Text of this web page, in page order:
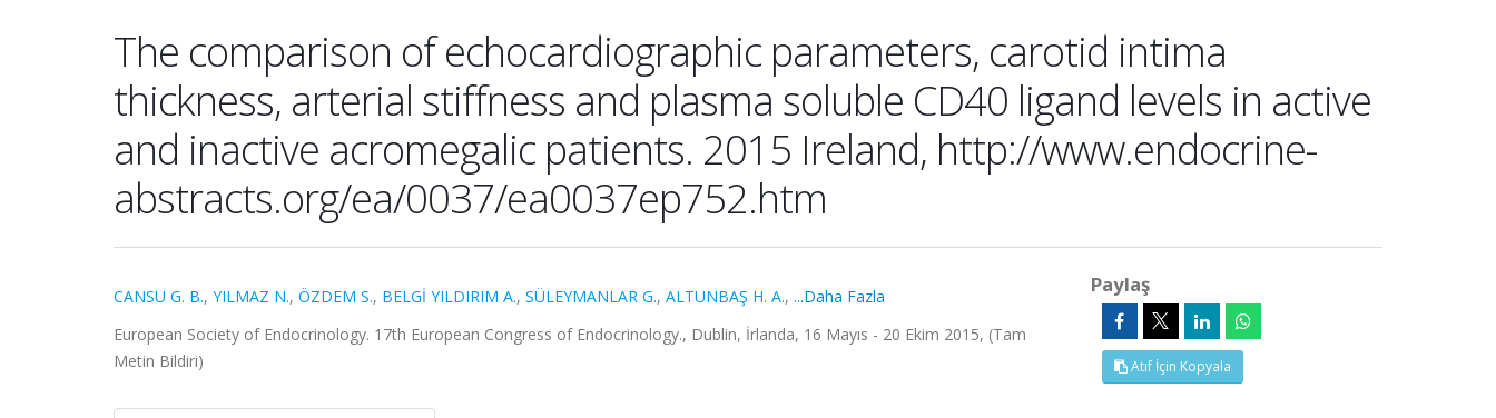
The comparison of echocardiographic parameters, carotid intima
thickness, arterial stiffness and plasma soluble CD40 ligand levels in active
and inactive acromegalic patients. 2015 Ireland, http://www.endocrine-
abstracts.org/ea/0037/ea0037ep752.htm
CANSU G. B., YILMAZ N., ÖZDEM S., BELGİ YILDIRIM A., SÜLEYMANLAR G., ALTUNBAŞ H. A., ...Daha Fazla
European Society of Endocrinology. 17th European Congress of Endocrinology., Dublin, İrlanda, 16 Mayıs - 20 Ekim 2015, (Tam
Metin Bildiri)
Paylaş
Atıf İçin Kopyala